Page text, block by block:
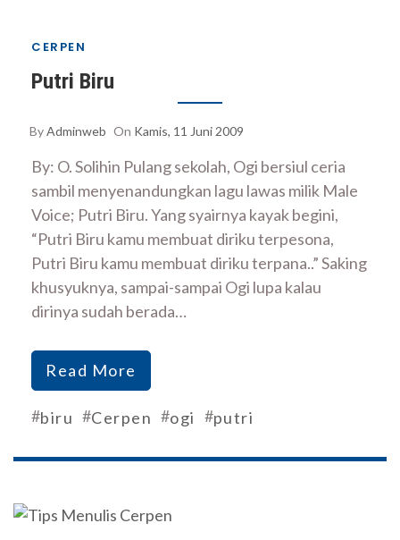
CERPEN
Putri Biru
ByAdminweb On Kamis, 11 Juni 2009
By: O. Solihin Pulang sekolah, Ogi bersiul ceria
sambil menyenandungkan lagu lawas milik Male
Voice; Putri Biru. Yang syairnya kayak begini,
“Putri Biru kamu membuat diriku terpesona,
Putri Biru kamu membuat diriku terpana..” Saking
khusyuknya, sampai-sampai Ogi lupa kalau
dirinya sudah berada…
Read More
#biru #Cerpen #ogi #putri